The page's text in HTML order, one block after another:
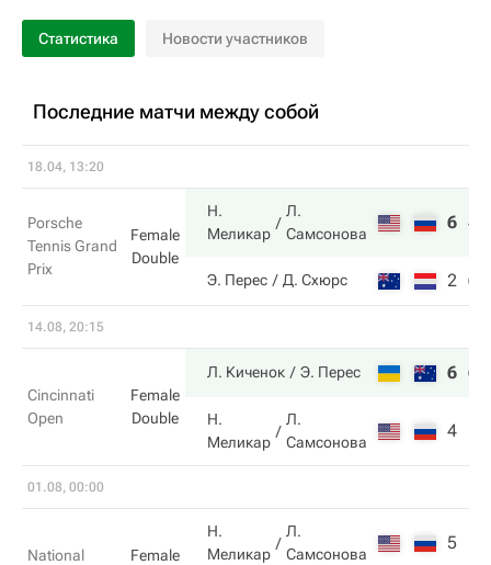
Статистика Новости участников
Последние матчи между собой
18.04, 13:20
Porsche
Tennis Grand
Prix
Female
Double
Н.
Меликар
Л.
Самсонова
6 4
Э. Перес Д. Схюрс 2 6
14.08, 20:15
Cincinnati
Open
Female
Double
Л. Киченок Э. Перес 6 6
Н.
Меликар
Л.
Самсонова
4
01.08, 00:00
National
Female
Н.
Меликар
Л.
Самсонова
5